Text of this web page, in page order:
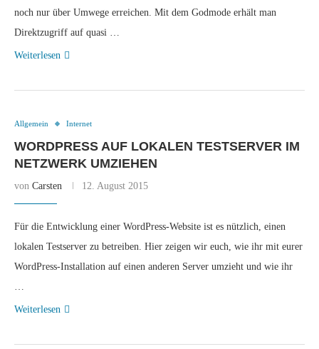
noch nur über Umwege erreichen. Mit dem Godmode erhält man
Direktzugriff auf quasi …
Weiterlesen
Allgemein Internet
WORDPRESS AUF LOKALEN TESTSERVER IM
NETZWERK UMZIEHEN
von Carsten 12. August 2015
Für die Entwicklung einer WordPress-Website ist es nützlich, einen
lokalen Testserver zu betreiben. Hier zeigen wir euch, wie ihr mit eurer
WordPress-Installation auf einen anderen Server umzieht und wie ihr
…
Weiterlesen